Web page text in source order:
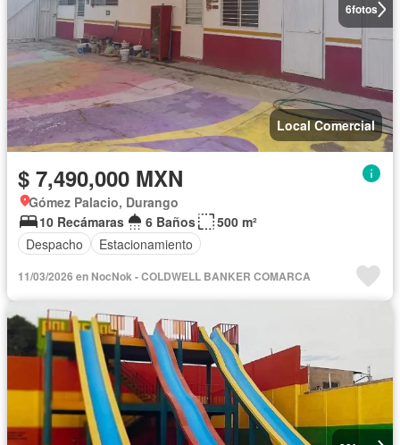
6fotos
Local Comercial
$ 7,490,000 MXN
Gómez Palacio, Durango
10 Recámaras
6 Baños
500 m²
Despacho
Estacionamiento
11/03/2026 en NocNok - COLDWELL BANKER COMARCA